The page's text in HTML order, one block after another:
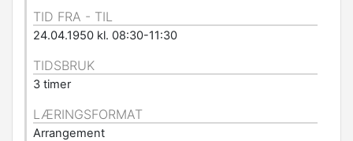
TID FRA - TIL
24.04.1950 kl. 08:30-11:30
TIDSBRUK
3 timer
LÆRINGSFORMAT
Arrangement